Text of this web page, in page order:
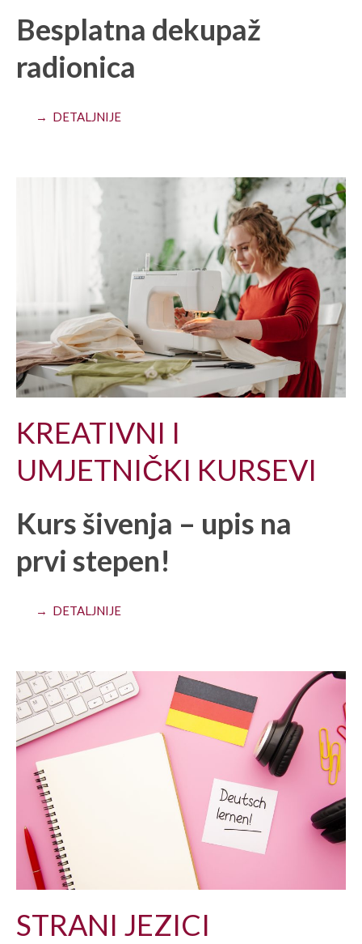
Besplatna dekupaž
radionica
→ DETALJNIJE
KREATIVNI I
UMJETNIČKI KURSEVI
Kurs šivenja – upis na
prvi stepen!
→ DETALJNIJE
STRANI JEZICI